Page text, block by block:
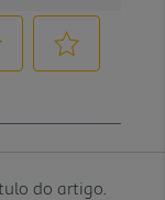
do artigo.